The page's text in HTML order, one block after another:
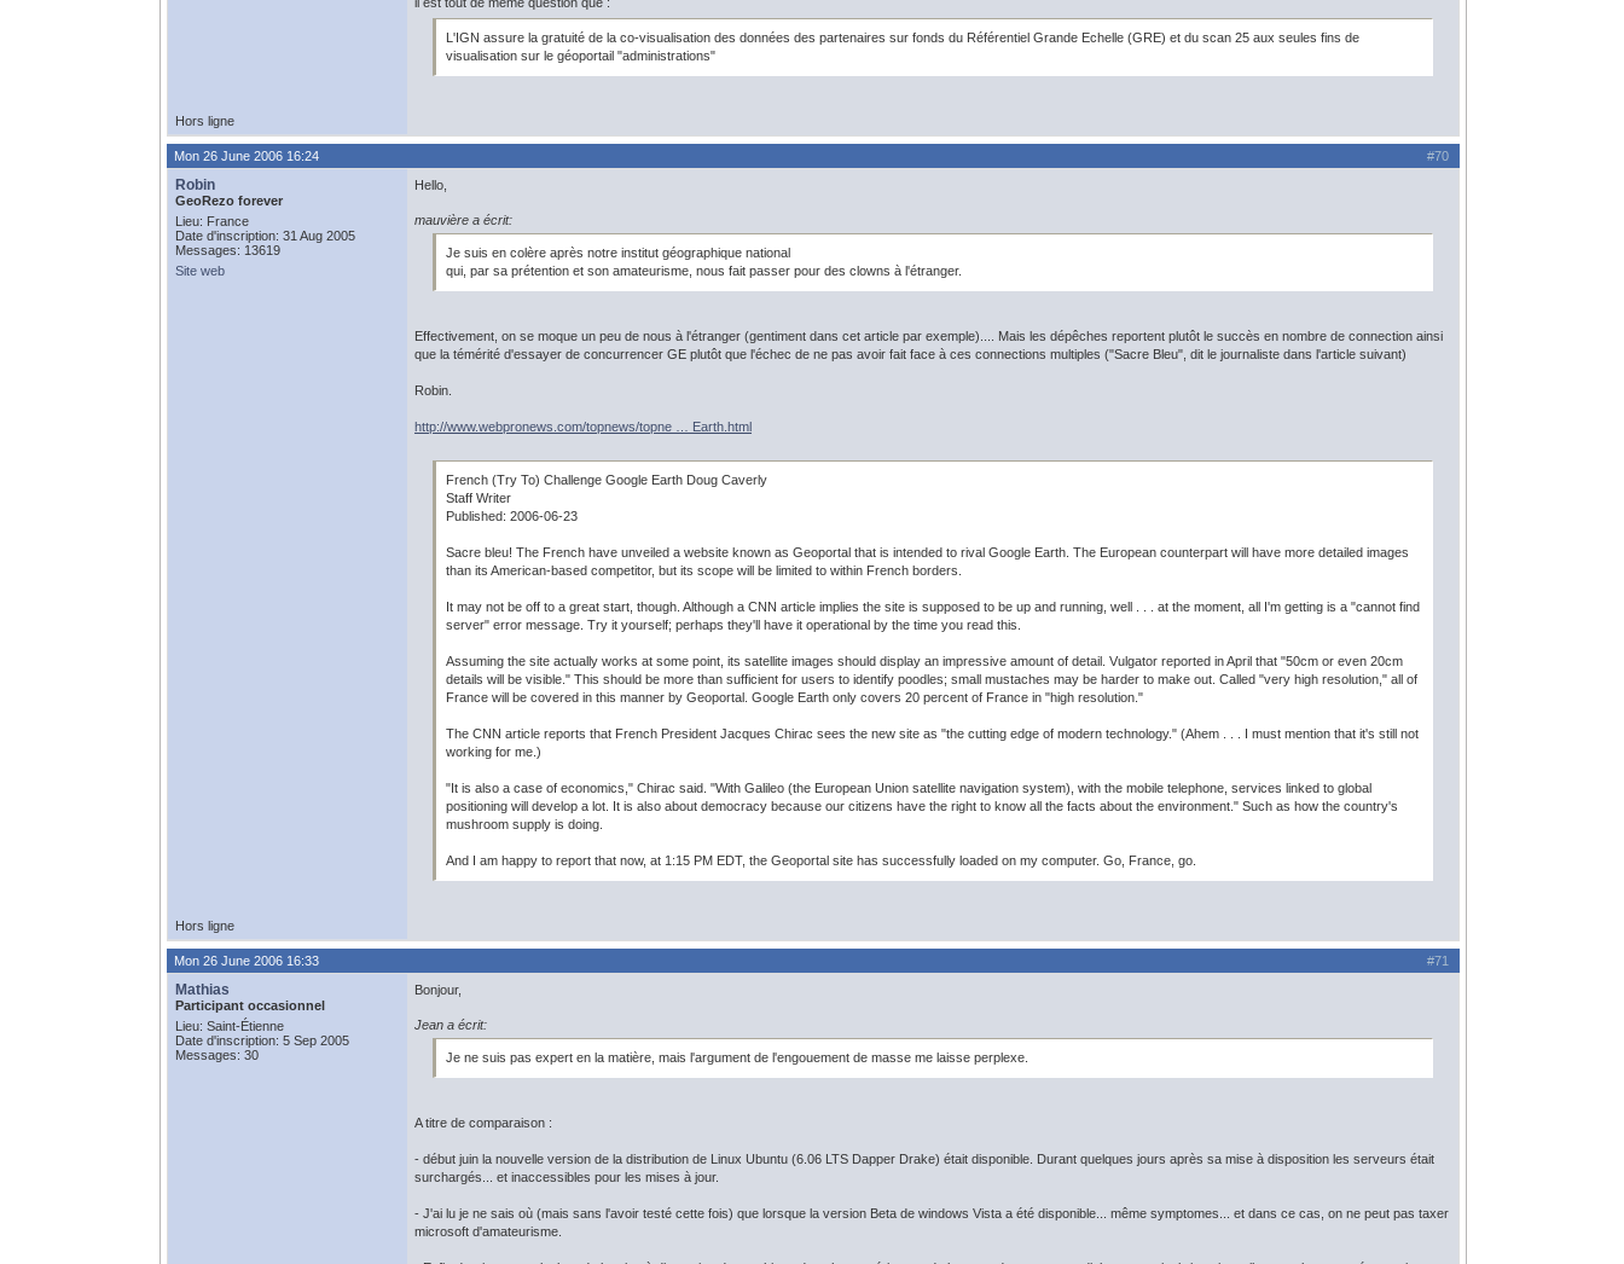
L'IGN assure la gratuité de la co-visualisation des données des partenaires sur fonds du Référentiel Grande Echelle (GRE) et du scan 25 aux seules fins de
visualisation sur le géoportail "administrations"
Hors ligne
#70
Mon 26 June 2006 16:24
Robin
GeoRezo forever
Lieu: France
Date d'inscription: 31 Aug 2005
Messages: 13619
Site web
Hello,
mauvière a écrit:
Je suis en colère après notre institut géographique national
qui, par sa prétention et son amateurisme, nous fait passer pour des clowns à l'étranger.
Effectivement, on se moque un peu de nous à l'étranger (gentiment dans cet article par exemple).... Mais les dépêches reportent plutôt le succès en nombre de connection ainsi
que la témérité d'essayer de concurrencer GE plutôt que l'échec de ne pas avoir fait face à ces connections multiples ("Sacre Bleu", dit le journaliste dans l'article suivant)
Robin.
http://www.webpronews.com/topnews/topne … Earth.html
French (Try To) Challenge Google Earth Doug Caverly
Staff Writer
Published: 2006-06-23
Sacre bleu! The French have unveiled a website known as Geoportal that is intended to rival Google Earth. The European counterpart will have more detailed images
than its American-based competitor, but its scope will be limited to within French borders.
It may not be off to a great start, though. Although a CNN article implies the site is supposed to be up and running, well . . . at the moment, all I'm getting is a "cannot find
server" error message. Try it yourself; perhaps they'll have it operational by the time you read this.
Assuming the site actually works at some point, its satellite images should display an impressive amount of detail. Vulgator reported in April that "50cm or even 20cm
details will be visible." This should be more than sufficient for users to identify poodles; small mustaches may be harder to make out. Called "very high resolution," all of
France will be covered in this manner by Geoportal. Google Earth only covers 20 percent of France in "high resolution."
The CNN article reports that French President Jacques Chirac sees the new site as "the cutting edge of modern technology." (Ahem . . . I must mention that it's still not
working for me.)
"It is also a case of economics," Chirac said. "With Galileo (the European Union satellite navigation system), with the mobile telephone, services linked to global
positioning will develop a lot. It is also about democracy because our citizens have the right to know all the facts about the environment." Such as how the country's
mushroom supply is doing.
And I am happy to report that now, at 1:15 PM EDT, the Geoportal site has successfully loaded on my computer. Go, France, go.
Hors ligne
#71
Mon 26 June 2006 16:33
Mathias
Participant occasionnel
Lieu: Saint-Étienne
Date d'inscription: 5 Sep 2005
Messages: 30
Bonjour,
Jean a écrit:
Je ne suis pas expert en la matière, mais l'argument de l'engouement de masse me laisse perplexe.
A titre de comparaison :
- début juin la nouvelle version de la distribution de Linux Ubuntu (6.06 LTS Dapper Drake) était disponible. Durant quelques jours après sa mise à disposition les serveurs était
surchargés... et inaccessibles pour les mises à jour.
- J'ai lu je ne sais où (mais sans l'avoir testé cette fois) que lorsque la version Beta de windows Vista a été disponible... même symptomes... et dans ce cas, on ne peut pas taxer
microsoft d'amateurisme.